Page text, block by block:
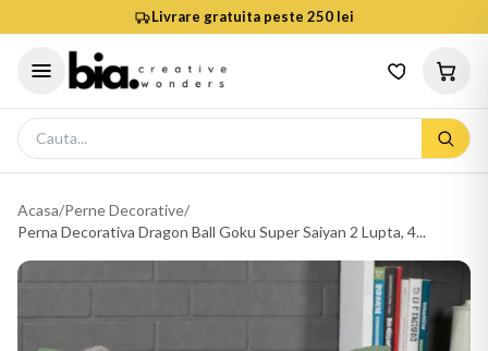
Livrare gratuita peste 250 lei
Acasa/Perne Decorative/
Perna Decorativa Dragon Ball Goku Super Saiyan 2 Lupta, 4...